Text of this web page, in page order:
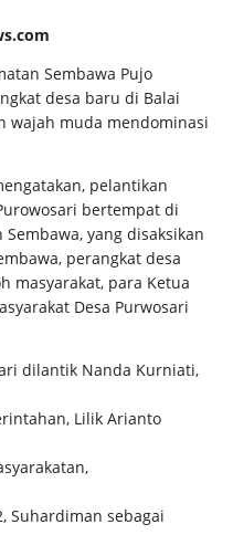
Sembawa Pujo
desa baru di Balai
wajah muda mendominasi
pelantikan
bertempat di
yang disaksikan
perangkat desa
masyarakat, para Ketua
Desa Purwosari
dilantik Nanda Kurniati,
Lilik Arianto
Suhardiman sebagai